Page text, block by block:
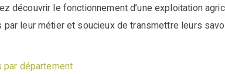
découvrir le fonctionnement d’une exploitation
par leur métier et soucieux de transmettre leurs
par département